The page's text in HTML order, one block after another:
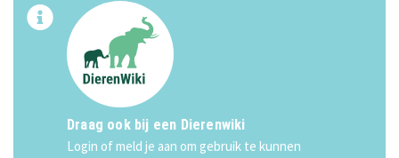
Draag ook bij een Dierenwiki
Login of meld je aan om gebruik te kunnen